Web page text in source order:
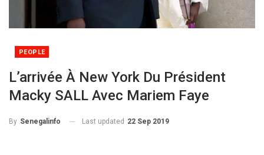
PEOPLE
L’arrivée À New York Du Président
Macky SALL Avec Mariem Faye
By Senegalinfo Last updated 22 Sep 2019